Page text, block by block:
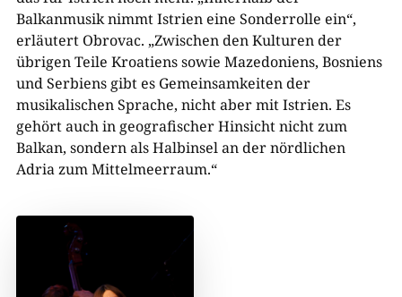
Balkanmusik nimmt Istrien eine Sonderrolle ein“,
erläutert Obrovac. „Zwischen den Kulturen der
übrigen Teile Kroatiens sowie Mazedoniens, Bosniens
und Serbiens gibt es Gemeinsamkeiten der
musikalischen Sprache, nicht aber mit Istrien. Es
gehört auch in geografischer Hinsicht nicht zum
Balkan, sondern als Halbinsel an der nördlichen
Adria zum Mittelmeerraum.“